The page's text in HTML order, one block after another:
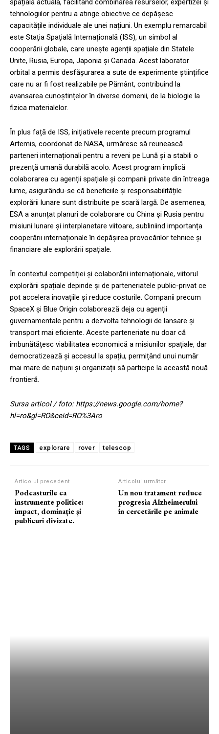
spațială actuală, facilitând combinarea resurselor, expertizei și
tehnologiilor pentru a atinge obiective ce depășesc
capacitățile individuale ale unei națiuni. Un exemplu remarcabil
este Stația Spațială Internațională (ISS), un simbol al
cooperării globale, care unește agenții spațiale din Statele
Unite, Rusia, Europa, Japonia și Canada. Acest laborator
orbital a permis desfășurarea a sute de experimente științifice
care nu ar fi fost realizabile pe Pământ, contribuind la
avansarea cunoștințelor în diverse domenii, de la biologie la
fizica materialelor.
În plus față de ISS, inițiativele recente precum programul
Artemis, coordonat de NASA, urmăresc să reunească
parteneri internaționali pentru a reveni pe Lună și a stabili o
prezență umană durabilă acolo. Acest program implică
colaborarea cu agenții spațiale și companii private din întreaga
lume, asigurându-se că beneficiile și responsabilitățile
explorării lunare sunt distribuite pe scară largă. De asemenea,
ESA a anunțat planuri de colaborare cu China și Rusia pentru
misiuni lunare și interplanetare viitoare, subliniind importanța
cooperării internaționale în depășirea provocărilor tehnice și
financiare ale explorării spațiale.
În contextul competiției și colaborării internaționale, viitorul
explorării spațiale depinde și de parteneriatele public-privat ce
pot accelera inovațiile și reduce costurile. Companii precum
SpaceX și Blue Origin colaborează deja cu agenții
guvernamentale pentru a dezvolta tehnologii de lansare și
transport mai eficiente. Aceste parteneriate nu doar că
îmbunătățesc viabilitatea economică a misiunilor spațiale, dar
democratizează și accesul la spațiu, permițând unui număr
mai mare de națiuni și organizații să participe la această nouă
frontieră.
Sursa articol / foto: https://news.google.com/home?
hl=ro&gl=RO&ceid=RO%3Aro
TAGS explorare rover telescop
Articolul precedent
Podcasturile ca
instrumente politice:
impact, dominație și
publicuri divizate.
Articolul următor
Un nou tratament reduce
progresia Alzheimerului
în cercetările pe animale